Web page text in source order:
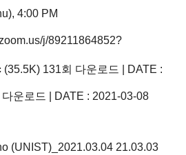
4:00 PM
j/89211864852?
(35.5K) 131회 다운로드 | DATE :
다운로드 | DATE : 2021-03-08
(UNIST)_2021.03.04 21.03.03